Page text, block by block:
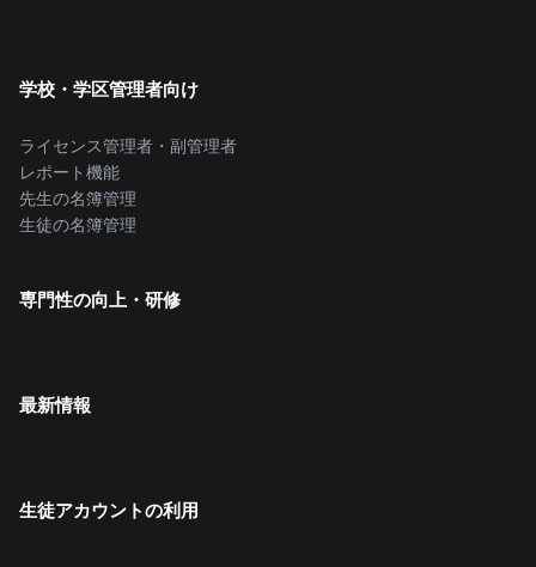
学校・学区管理者向け
ライセンス管理者・副管理者
レポート機能
先生の名簿管理
生徒の名簿管理
専門性の向上・研修
最新情報
生徒アカウントの利用